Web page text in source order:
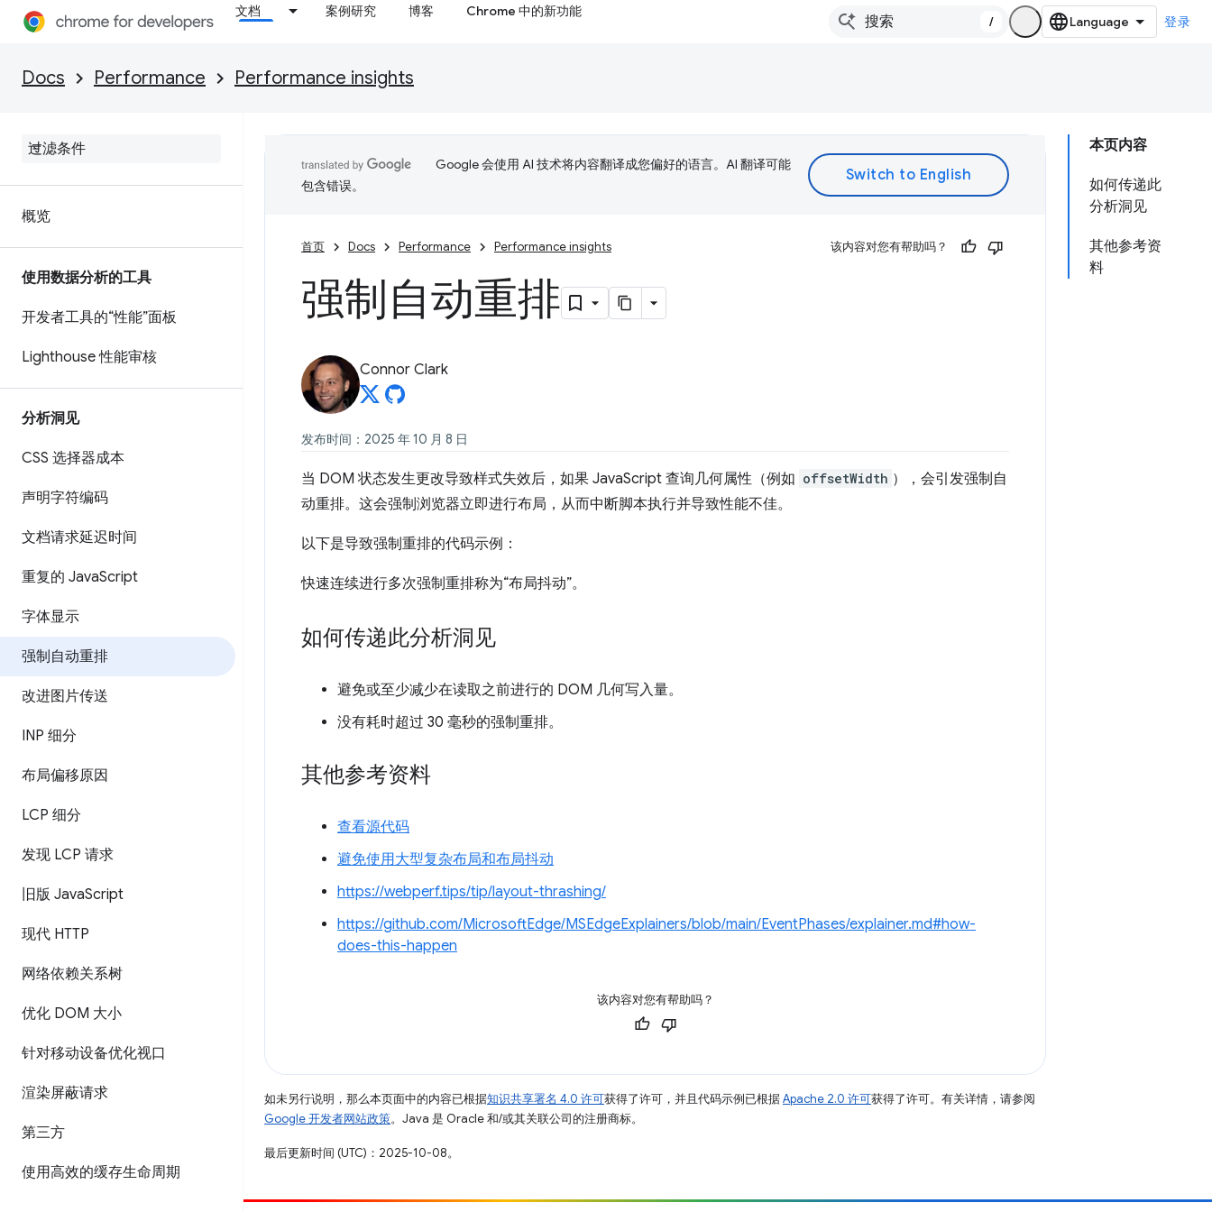
文档 案例研究 博客 Chrome 中的新功能
/ 登录
Docs Performance Performance insights
概览
使用数据分析的工具
开发者工具的“性能”面板
Lighthouse 性能审核
分析洞见
CSS 选择器成本
声明字符编码
文档请求延迟时间
重复的 JavaScript
字体显示
强制自动重排
改进图片传送
INP 细分
布局偏移原因
LCP 细分
发现 LCP 请求
旧版 JavaScript
现代 HTTP
网络依赖关系树
优化 DOM 大小
针对移动设备优化视口
渲染屏蔽请求
第三方
使用高效的缓存生命周期
本页内容
如何传递此
分析洞见
其他参考资
料
Google 会使用 AI 技术将内容翻译成您偏好的语言。AI 翻译可能
包含错误。
首页 Docs Performance Performance insights 该内容对您有帮助吗？
强制自动重排
Connor Clark
发布时间：2025 年 10 月 8 日
当 DOM 状态发生更改导致样式失效后，如果 JavaScript 查询几何属性（例如 offsetWidth ），会引发强制自
动重排。这会强制浏览器立即进行布局，从而中断脚本执行并导致性能不佳。
以下是导致强制重排的代码示例：
快速连续进行多次强制重排称为“布局抖动”。
如何传递此分析洞见
避免或至少减少在读取之前进行的 DOM 几何写入量。
没有耗时超过 30 毫秒的强制重排。
其他参考资料
查看源代码
避免使用大型复杂布局和布局抖动
https://webperf.tips/tip/layout-thrashing/
https://github.com/MicrosoftEdge/MSEdgeExplainers/blob/main/EventPhases/explainer.md#how-
does-this-happen
该内容对您有帮助吗？
如未另行说明，那么本页面中的内容已根据知识共享署名 4.0 许可获得了许可，并且代码示例已根据Apache 2.0 许可获得了许可。有关详情，请参阅
Google 开发者网站政策。Java 是 Oracle 和/或其关联公司的注册商标。
最后更新时间 (UTC)：2025-10-08。